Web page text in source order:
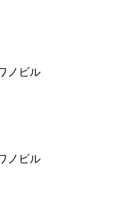
ノビル
ノビル